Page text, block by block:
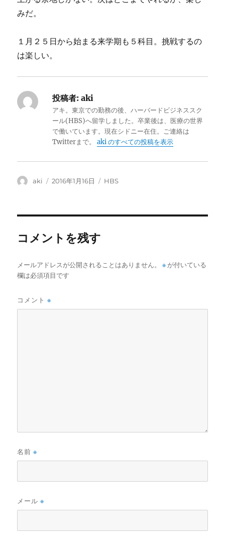
みだ。
１月２５日から始まる来学期も５科目。挑戦するの
は楽しい。
投稿者: aki
アキ。東京での勤務の後、ハーバードビジネススク
ール(HBS)へ留学しました。卒業後は、医療の世界
で働いています。現在シドニー在住。ご連絡は
Twitterまで。aki のすべての投稿を表示
投
aki
投
2016年1月16日
カ
HBS
コメントを残す
メールアドレスが公開されることはありません。 ※が付いている
欄は必須項目です
コメント※
名前※
メール※